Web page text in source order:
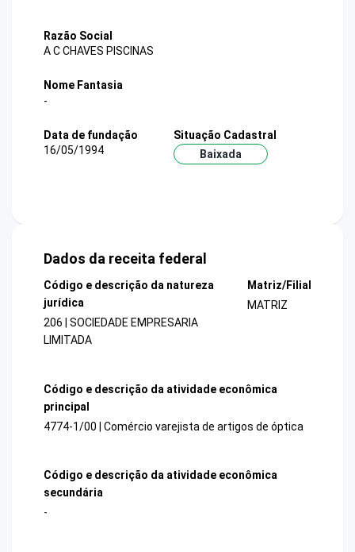
Razão Social
A C CHAVES PISCINAS
Nome Fantasia
-
Data de fundação
16/05/1994
Situação Cadastral
Baixada
Dados da receita federal
Código e descrição da natureza
jurídica
206 | SOCIEDADE EMPRESARIA
LIMITADA
Matriz/Filial
MATRIZ
Código e descrição da atividade econômica
principal
4774-1/00 | Comércio varejista de artigos de óptica
Código e descrição da atividade econômica
secundária
-